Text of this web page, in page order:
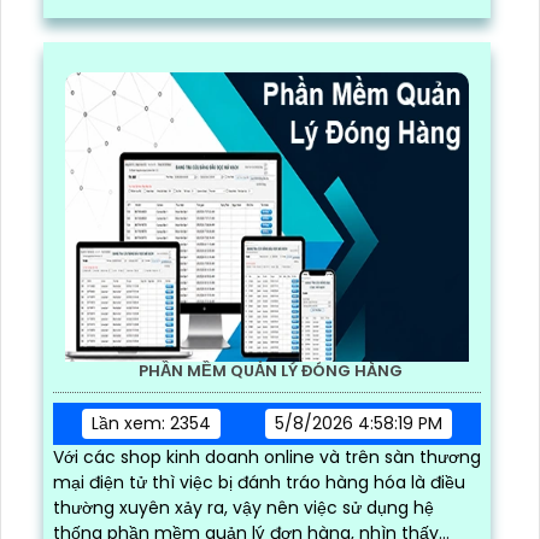
PHẦN MỀM QUẢN LÝ ĐÓNG HÀNG
Lần xem: 2354
5/8/2026 4:58:19 PM
Với các shop kinh doanh online và trên sàn thương
mại điện tử thì việc bị đánh tráo hàng hóa là điều
thường xuyên xảy ra, vậy nên việc sử dụng hệ
thống phần mềm quản lý đơn hàng, nhìn thấy